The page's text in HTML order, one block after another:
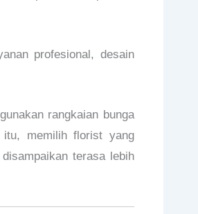
profesional, desain
rangkaian bunga
itu, memilih florist yang
terasa lebih